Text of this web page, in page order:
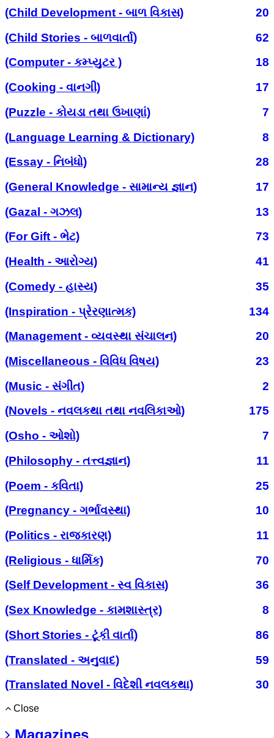
(Child Development - બાળ વિકાસ)
20
(Child Stories - બાળવાર્તા)
62
(Computer - કમ્પ્યુટર )
18
(Cooking - વાનગી)
17
(Puzzle - કોયડા તથા ઉખાણાં)
7
(Language Learning & Dictionary)
8
(Essay - નિબંધો)
28
(General Knowledge - સામાન્ય જ્ઞાન)
17
(Gazal - ગઝલ)
13
(For Gift - ભેટ)
73
(Health - આરોગ્ય)
41
(Comedy - હાસ્ય)
35
(Inspiration - પ્રેરણાત્મક)
134
(Management - વ્યવસ્થા સંચાલન)
20
(Miscellaneous - વિવિધ વિષય)
23
(Music - સંગીત)
2
(Novels - નવલકથા તથા નવલિકાઓ)
175
(Osho - ઓશો)
7
(Philosophy - તત્ત્વજ્ઞાન)
11
(Poem - કવિતા)
25
(Pregnancy - ગર્ભાવસ્થા)
10
(Politics - રાજકારણ)
11
(Religious - ધાર્મિક)
70
(Self Development - સ્વ વિકાસ)
36
(Sex Knowledge - કામશાસ્ત્ર)
8
(Short Stories - ટૂંકી વાર્તા)
86
(Translated - અનુવાદ)
59
(Translated Novel - વિદેશી નવલકથા)
30
Close
Magazines